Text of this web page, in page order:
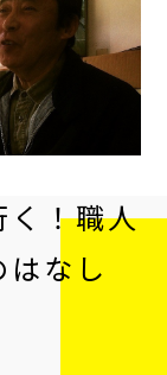
く！職人
なし